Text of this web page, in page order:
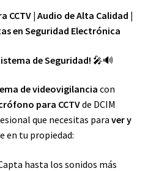
| Audio de Alta Calidad |
en Seguridad Electrónica
de Seguridad! 🎤🔊
de videovigilancia con
para CCTVde DCIM
que necesitas paraver y
en tu propiedad:
hasta los sonidos más